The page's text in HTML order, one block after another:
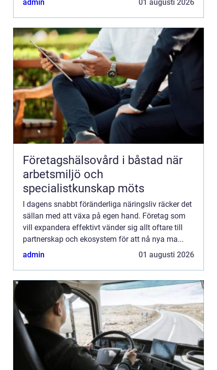
admin 01 augusti 2026
Företagshälsovård i båstad när
arbetsmiljö och
specialistkunskap möts
I dagens snabbt föränderliga näringsliv räcker det
sällan med att växa på egen hand. Företag som
vill expandera effektivt vänder sig allt oftare till
partnerskap och ekosystem för att nå nya ma...
admin
01 augusti 2026